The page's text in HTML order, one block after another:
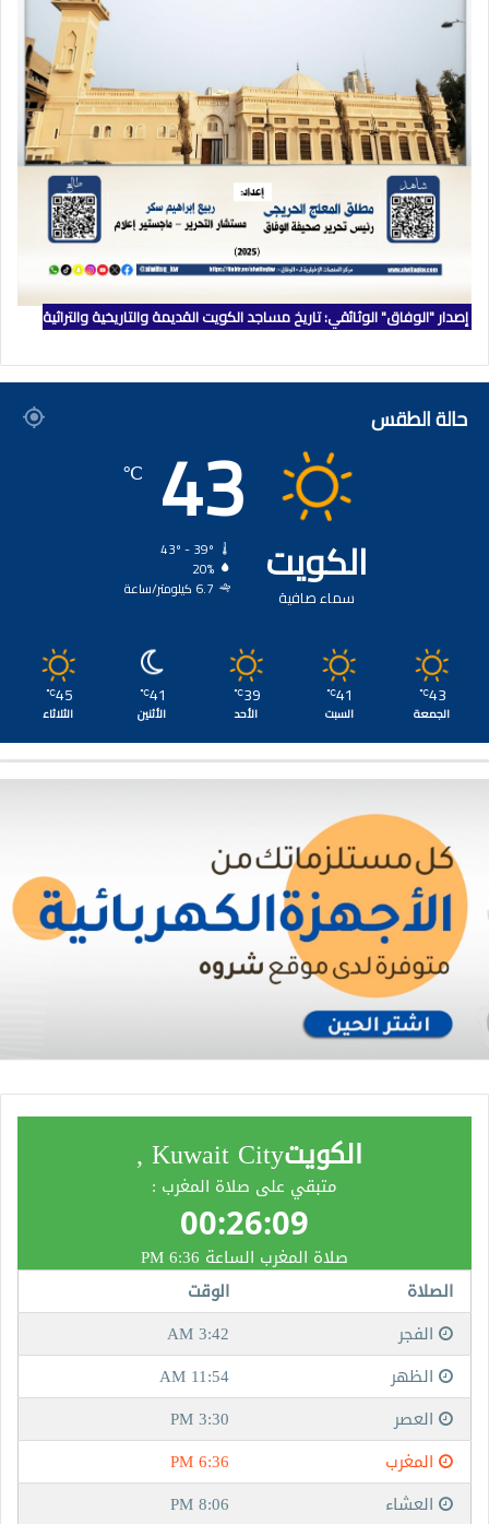
إصدار "الوفاق" الوثائقي: تاريخ مساجد الكويت القديمة والتاريخية والتراثية
حالة الطقس
الكويت
سماء صافية
43
℃
20%
6.7 كيلومتر/ساعة
43
℃
الجمعة
41
℃
السبت
39
℃
الأحد
41
℃
الأثنين
45
℃
الثلاثاء